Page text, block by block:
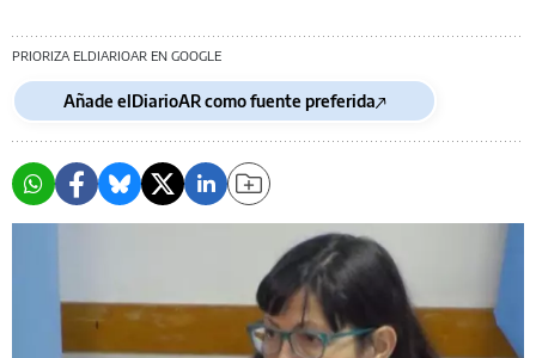
PRIORIZA ELDIARIOAR EN GOOGLE
Añade elDiarioAR como fuente preferida